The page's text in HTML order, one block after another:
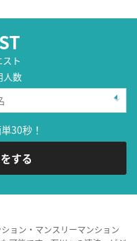
ト
人数
30秒！
する
ョン・マンスリーマンション